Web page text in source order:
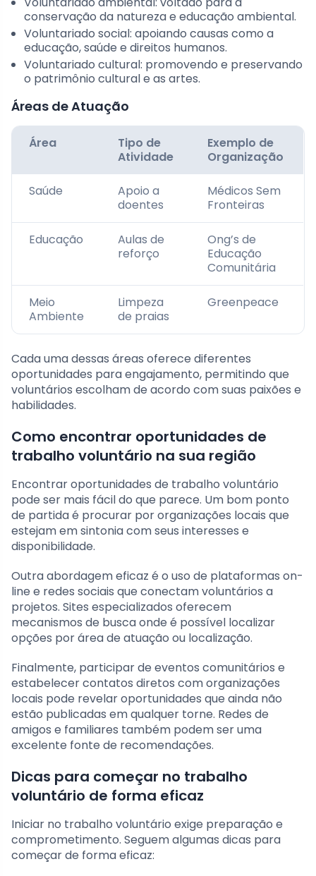
conservação da natureza e educação ambiental.
Voluntariado social: apoiando causas como a
educação, saúde e direitos humanos.
Voluntariado cultural: promovendo e preservando
o patrimônio cultural e as artes.
Áreas de Atuação
Área
Tipo de
Atividade
Exemplo de
Organização
Saúde
Apoio a
doentes
Médicos Sem
Fronteiras
Educação
Aulas de
reforço
Ong’s de
Educação
Comunitária
Meio
Ambiente
Limpeza
de praias
Greenpeace
Cada uma dessas áreas oferece diferentes
oportunidades para engajamento, permitindo que
voluntários escolham de acordo com suas paixões e
habilidades.
Como encontrar oportunidades de
trabalho voluntário na sua região
Encontrar oportunidades de trabalho voluntário
pode ser mais fácil do que parece. Um bom ponto
de partida é procurar por organizações locais que
estejam em sintonia com seus interesses e
disponibilidade.
Outra abordagem eficaz é o uso de plataformas on-
line e redes sociais que conectam voluntários a
projetos. Sites especializados oferecem
mecanismos de busca onde é possível localizar
opções por área de atuação ou localização.
Finalmente, participar de eventos comunitários e
estabelecer contatos diretos com organizações
locais pode revelar oportunidades que ainda não
estão publicadas em qualquer torne. Redes de
amigos e familiares também podem ser uma
excelente fonte de recomendações.
Dicas para começar no trabalho
voluntário de forma eficaz
Iniciar no trabalho voluntário exige preparação e
comprometimento. Seguem algumas dicas para
começar de forma eficaz: